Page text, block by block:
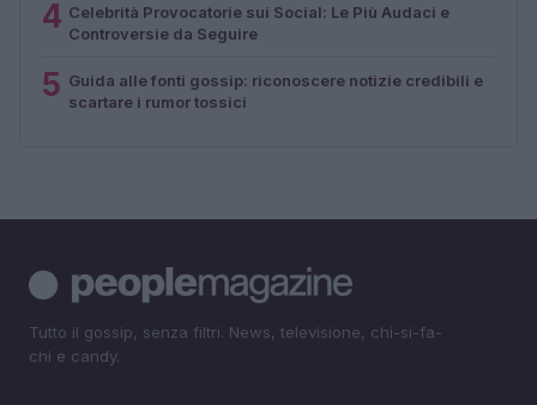
4 Celebrità Provocatorie sui Social: Le Più Audaci e
Controversie da Seguire
5 Guida alle fonti gossip: riconoscere notizie credibili e
scartare i rumor tossici
Tutto il gossip, senza filtri. News, televisione, chi-si-fa-
chi e candy.